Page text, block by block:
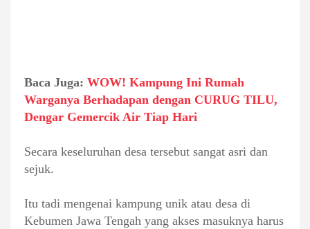
Baca Juga: WOW! Kampung Ini Rumah
Warganya Berhadapan dengan CURUG TILU,
Dengar Gemercik Air Tiap Hari
Secara keseluruhan desa tersebut sangat asri dan
sejuk.
Itu tadi mengenai kampung unik atau desa di
Kebumen Jawa Tengah yang akses masuknya harus